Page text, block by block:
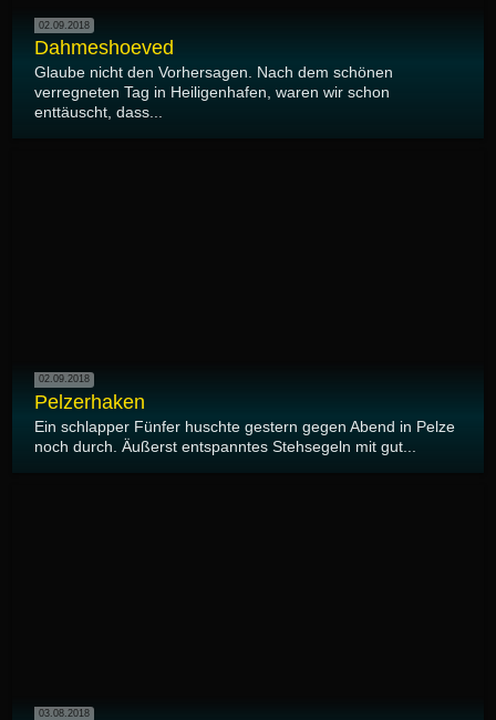
02.09.2018
Dahmeshoeved
Glaube nicht den Vorhersagen. Nach dem schönen
verregneten Tag in Heiligenhafen, waren wir schon
enttäuscht, dass...
02.09.2018
Pelzerhaken
Ein schlapper Fünfer huschte gestern gegen Abend in Pelze
noch durch. Äußerst entspanntes Stehsegeln mit gut...
03.08.2018